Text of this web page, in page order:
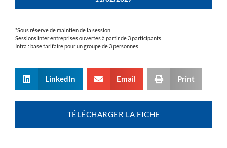
*Sous réserve de maintien de la session
Sessions inter entreprises ouvertes à partir de 3 participants
Intra : base tarifaire pour un groupe de 3 personnes
LinkedIn Email Print
TÉLÉCHARGER LA FICHE